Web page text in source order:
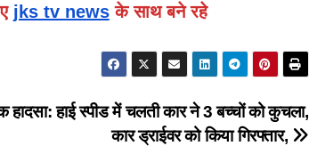
jks tv newsके साथ बने रहे
हाई स्पीड में चलती कार ने 3 बच्चों को कुचला,
कार ड्राईवर को किया गिरफ्तार,